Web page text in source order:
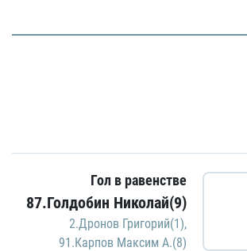
Гол в равенстве
87.Голдобин Николай(9)
2.Дронов Григорий(1),
91.Карпов Максим А.(8)